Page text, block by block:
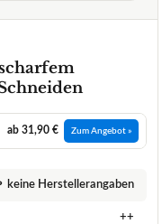
ab 31,90 € Zum Angebot »
keine Herstellerangaben
++